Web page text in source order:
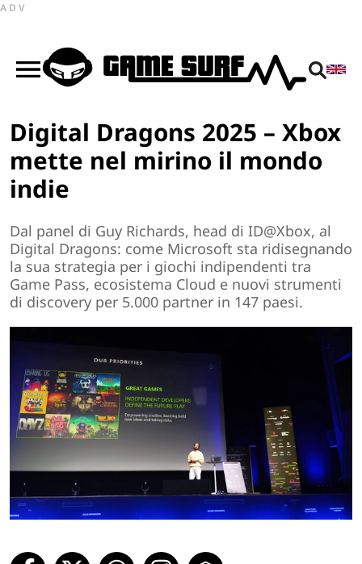
ADV
Digital Dragons 2025 – Xbox
mette nel mirino il mondo
indie
Dal panel di Guy Richards, head di ID@Xbox, al
Digital Dragons: come Microsoft sta ridisegnando
la sua strategia per i giochi indipendenti tra
Game Pass, ecosistema Cloud e nuovi strumenti
di discovery per 5.000 partner in 147 paesi.